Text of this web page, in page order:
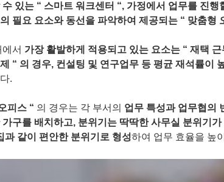
수 있는 “ 스마트 워크센터 “, 가정에서 업무를 진행
필요 요소와 동선을 파악하여 제공되는 “ 맞춤형
서 가장 활발하게 적용되고 있는 요소는 “ 재택 근
“ 의 경우, 컨설팅 및 연구업무 등 평균 재석률이
.
피스 “ 의 경우는 각 부서의 업무 특성과 업무협의
가구를 배치하고, 분위기는 딱딱한 사무실 분위기가
과 같이 편안한 분위기로 형성하여 업무 효율을 높